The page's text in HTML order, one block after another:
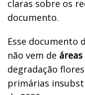
claras sobre os
documento.
Esse documento
não vem de
degradação
primárias